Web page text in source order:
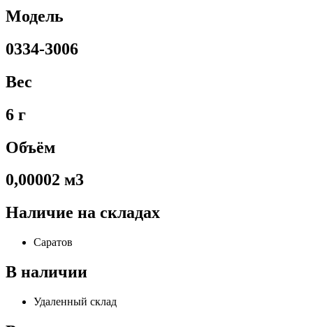
Модель
0334-3006
Вес
6 г
Объём
0,00002 м3
Наличие на складах
Саратов
В наличии
Удаленный склад